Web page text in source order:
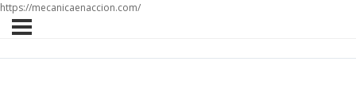
https://mecanicaenaccion.com/